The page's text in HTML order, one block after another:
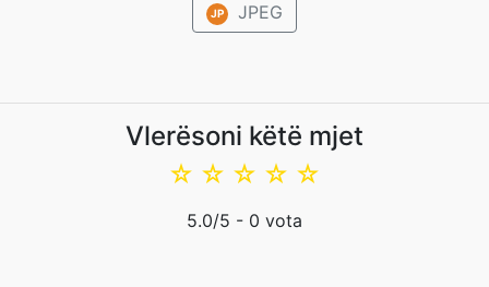
JP JPEG
Vlerësoni këtë mjet
☆
☆
☆
☆
☆
5.0/5 - 0 vota